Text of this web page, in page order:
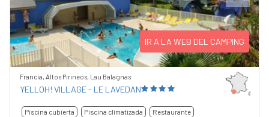
Previous Next
IR A LA WEB DEL CAMPING
Francia, Altos Pirineos, Lau Balagnas
YELLOH! VILLAGE - LE LAVEDAN
Piscina cubierta Piscina climatizada Restaurante